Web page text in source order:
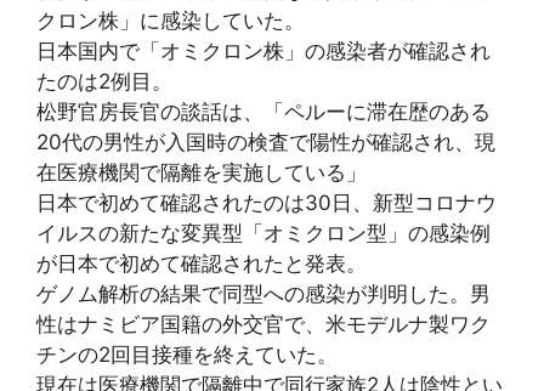
クロン株」に感染していた。
日本国内で「オミクロン株」の感染者が確認され
たのは2例目。
松野官房長官の談話は、「ペルーに滞在歴のある
20代の男性が入国時の検査で陽性が確認され、現
在医療機関で隔離を実施している」
日本で初めて確認されたのは30日、新型コロナウ
イルスの新たな変異型「オミクロン型」の感染例
が日本で初めて確認されたと発表。
ゲノム解析の結果で同型への感染が判明した。男
性はナミビア国籍の外交官で、米モデルナ製ワク
チンの2回目接種を終えていた。
現在は医療機関で隔離中で同行家族2人は陰性とい